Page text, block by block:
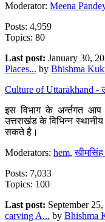
Moderator: Meena
Posts: 4,959
Topics: 80
Last post: January 30,
Places... by Bhishma
Culture of Uttarakhand -
इस विभाग के अर्न्तगत आप
उत्तराखंड के विभिन्न
सकते है।
Moderators: hem,खीमसिंह
Posts: 7,033
Topics: 100
Last post: September
carving A... by Bhishma